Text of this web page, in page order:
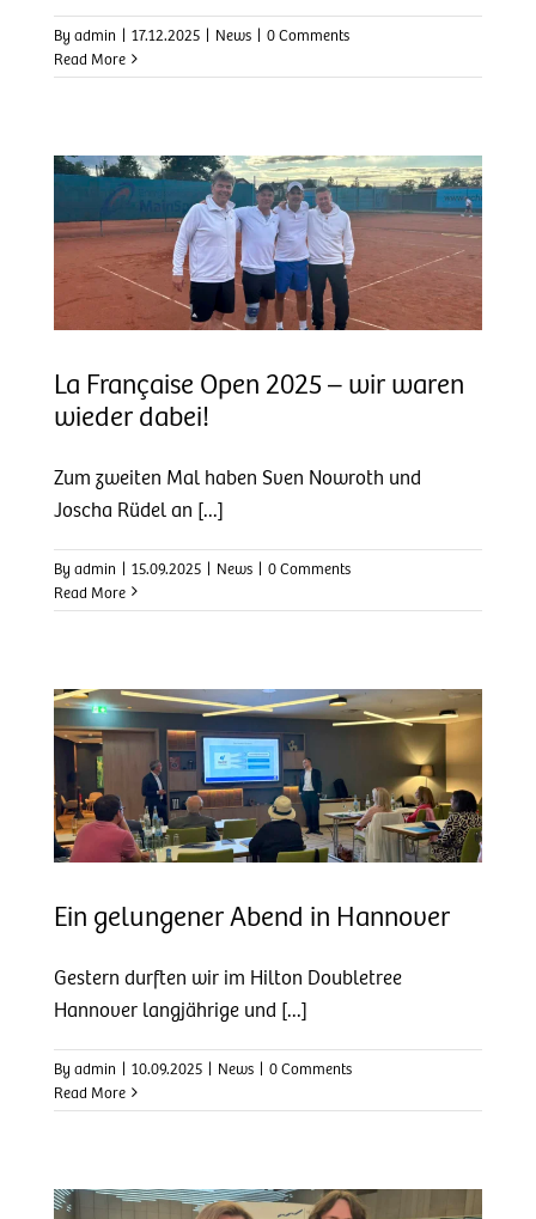
By admin | 17.12.2025 | News | 0 Comments
Read More
La Française Open 2025 – wir waren
wieder dabei!
Zum zweiten Mal haben Sven Nowroth und
Joscha Rüdel an [...]
By admin | 15.09.2025 | News | 0 Comments
Read More
Ein gelungener Abend in Hannover
Gestern durften wir im Hilton Doubletree
Hannover langjährige und [...]
By admin | 10.09.2025 | News | 0 Comments
Read More